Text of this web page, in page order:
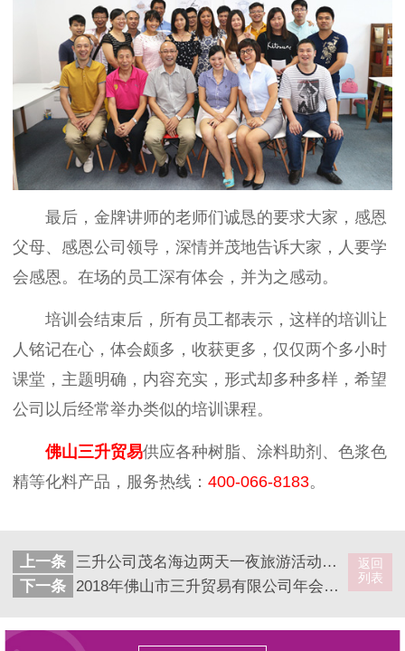
最后，金牌讲师的老师们诚恳的要求大家，感恩
父母、感恩公司领导，深情并茂地告诉大家，人要学
会感恩。在场的员工深有体会，并为之感动。
培训会结束后，所有员工都表示，这样的培训让
人铭记在心，体会颇多，收获更多，仅仅两个多小时
课堂，主题明确，内容充实，形式却多种多样，希望
公司以后经常举办类似的培训课程。
佛山三升贸易供应各种树脂、涂料助剂、色浆色
精等化料产品，服务热线： 400-066-8183。
返回
列表
上一条 三升公司茂名海边两天一夜旅游活动圆满结束
下一条
2018年佛山市三升贸易有限公司年会圆满结束！